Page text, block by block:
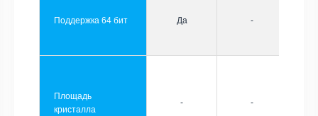
Поддержка 64 бит Да -
Площадь
кристалла
- -